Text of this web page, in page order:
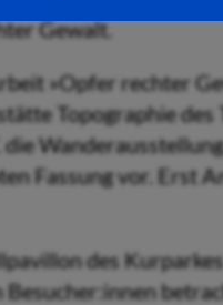
Gewalt.
»Opfer rechter
Topographie
Fassung vor. Erst
des
Besucher:innen